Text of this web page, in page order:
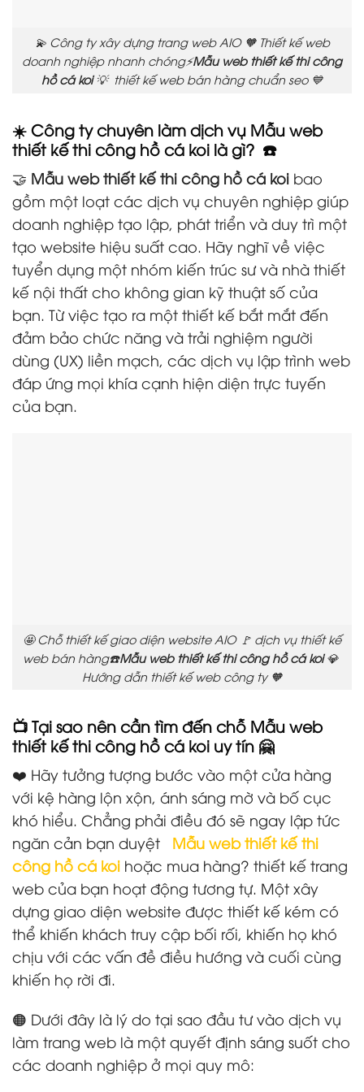
💫 Công ty xây dựng trang web AIO 🧡 Thiết kế web
doanh nghiệp nhanh chóng⚡Mẫu web thiết kế thi công
hồ cá koi💡 thiết kế web bán hàng chuẩn seo 💙
☀️ Công ty chuyên làm dịch vụ Mẫu web
thiết kế thi công hồ cá koi là gì? ☎️
🤝 Mẫu web thiết kế thi công hồ cá koi bao
gồm một loạt các dịch vụ chuyên nghiệp giúp
doanh nghiệp tạo lập, phát triển và duy trì một
tạo website hiệu suất cao. Hãy nghĩ về việc
tuyển dụng một nhóm kiến trúc sư và nhà thiết
kế nội thất cho không gian kỹ thuật số của
bạn. Từ việc tạo ra một thiết kế bắt mắt đến
đảm bảo chức năng và trải nghiệm người
dùng (UX) liền mạch, các dịch vụ lập trình web
đáp ứng mọi khía cạnh hiện diện trực tuyến
của bạn.
🤩 Chỗ thiết kế giao diện website AIO 🚩 dịch vụ thiết kế
web bán hàng☎️Mẫu web thiết kế thi công hồ cá koi💎
Hướng dẫn thiết kế web công ty 🧡
📺 Tại sao nên cần tìm đến chỗ Mẫu web
thiết kế thi công hồ cá koi uy tín 🤗
❤️ Hãy tưởng tượng bước vào một cửa hàng
với kệ hàng lộn xộn, ánh sáng mờ và bố cục
khó hiểu. Chẳng phải điều đó sẽ ngay lập tức
ngăn cản bạn duyệt
Mẫu web thiết kế thi
công hồ cá koi hoặc mua hàng? thiết kế trang
web của bạn hoạt động tương tự. Một xây
dựng giao diện website được thiết kế kém có
thể khiến khách truy cập bối rối, khiến họ khó
chịu với các vấn đề điều hướng và cuối cùng
khiến họ rời đi.
🟠 Dưới đây là lý do tại sao đầu tư vào dịch vụ
làm trang web là một quyết định sáng suốt cho
các doanh nghiệp ở mọi quy mô: